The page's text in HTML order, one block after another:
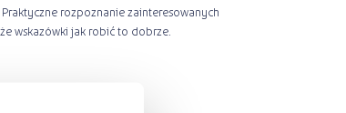
rozpoznanie zainteresowanych
wskazówki jak robić to dobrze.